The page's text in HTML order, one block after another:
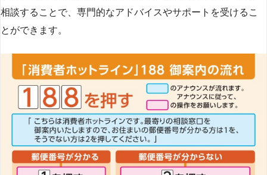
相談することで、専門的なアドバイスやサポートを受けるこ
とができます​​。